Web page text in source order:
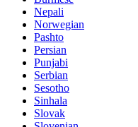
Nepali
Norwegian
Pashto
Persian
Punjabi
Serbian
Sesotho
Sinhala
Slovak